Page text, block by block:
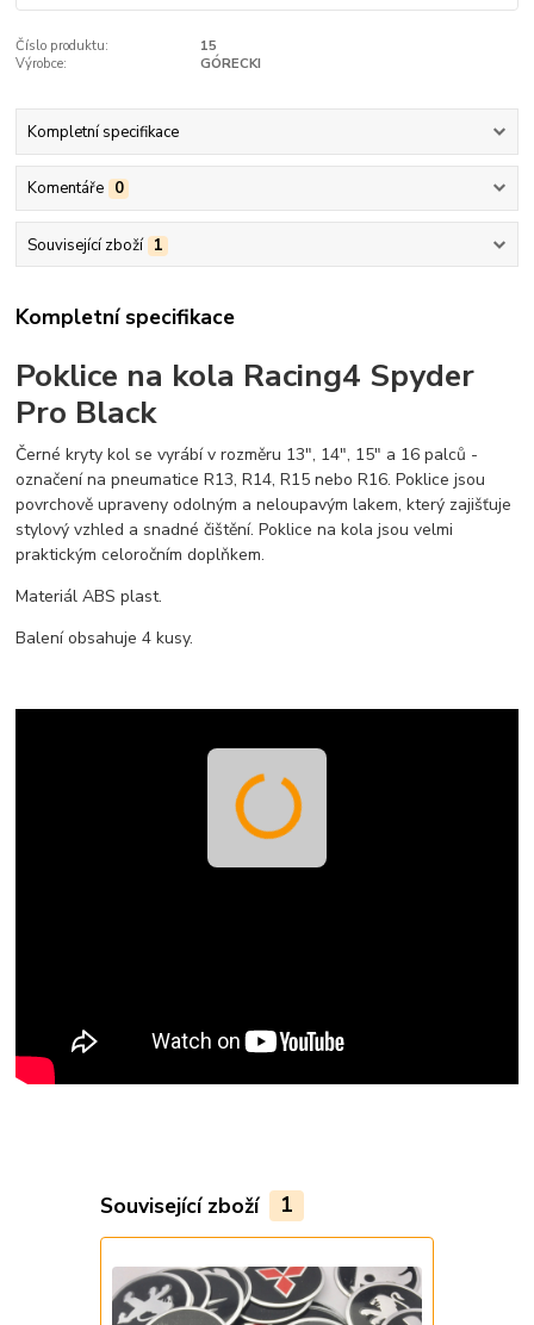
Číslo produktu:
15
Výrobce:
GÓRECKI
Kompletní specifikace
Komentáře 0
Související zboží 1
Kompletní specifikace
Poklice na kola Racing4 Spyder
Pro Black
Černé kryty kol se vyrábí v rozměru 13", 14", 15" a 16 palců -
označení na pneumatice R13, R14, R15 nebo R16. Poklice jsou
povrchově upraveny odolným a neloupavým lakem, který zajišťuje
stylový vzhled a snadné čištění. Poklice na kola jsou velmi
praktickým celoročním doplňkem.
Materiál ABS plast.
Balení obsahuje 4 kusy.
Související zboží 1